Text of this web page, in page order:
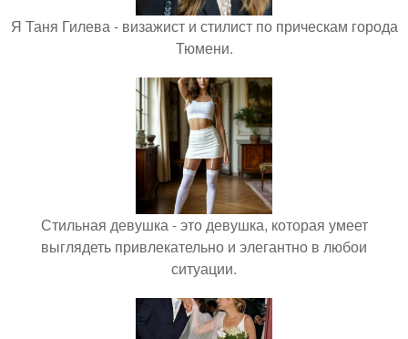
Я Таня Гилева - визажист и стилист по прическам города
Тюмени.
Стильная девушка - это девушка, которая умеет
выглядеть привлекательно и элегантно в любои
ситуации.